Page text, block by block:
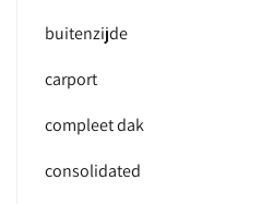
buitenzijde
carport
compleet dak
consolidated